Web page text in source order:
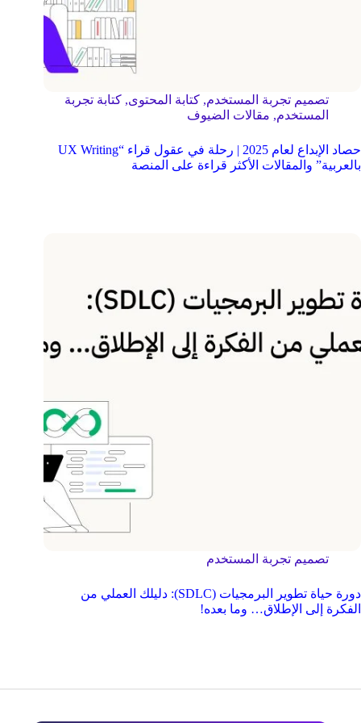
تصميم تجربة المستخدم, كتابة المحتوى, كتابة تجربة
المستخدم, مقالات الضيوف
حصاد الإبداع لعام 2025 | رحلة في عقول قراء “UX Writing
بالعربية” والمقالات الأكثر قراءة على المنصة
تصميم تجربة المستخدم
دورة حياة تطوير البرمجيات (SDLC): دليلك العملي من
الفكرة إلى الإطلاق… وما بعده!